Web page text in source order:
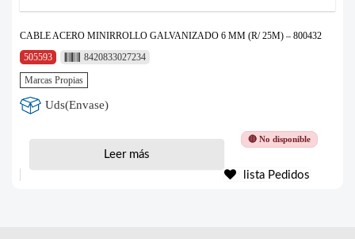
CABLE ACERO MINIRROLLO GALVANIZADO 6 MM (R/ 25M) – 800432
505593
8420833027234
Marcas Propias
Uds(Envase)
🔴 No disponible
Leer más
lista Pedidos